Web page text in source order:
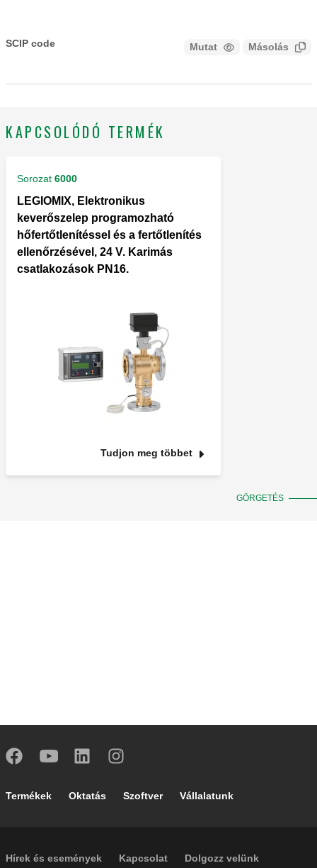
rendszerekhez való csatlakozáshoz. Környezeti hőmérséklet
SCIP code Mutat Másolás
KAPCSOLÓDÓ TERMÉK
Sorozat 6000
LEGIOMIX, Elektronikus
keverőszelep programozható
hőfertőtlenítéssel és a fertőtlenítés
ellenőrzésével, 24 V. Karimás
csatlakozások PN16.
Tudjon meg többet
GÖRGETÉS
Footer main navigation
Termékek Oktatás Szoftver Vállalatunk
Footer secondary navigation
Hírek és események Kapcsolat Dolgozz velünk